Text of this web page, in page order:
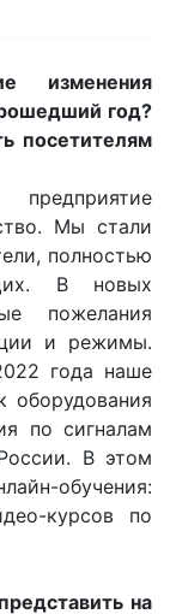
изменения
год?
посетителям
Мы стали
полностью
В новых
пожелания
и режимы.
года наше
оборудования
по сигналам
В этом
обучения:
курсов по
на